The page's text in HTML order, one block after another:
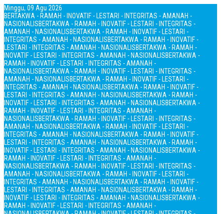
Minggu, 09 Agu 2026
BERTAKWA - RAMAH - INOVATIF - LESTARI - INTEGRITAS - AMANAH -
NASIONALISBERTAKWA - RAMAH - INOVATIF - LESTARI - INTEGRITAS -
AMANAH - NASIONALISBERTAKWA - RAMAH - INOVATIF - LESTARI -
INTEGRITAS - AMANAH - NASIONALISBERTAKWA - RAMAH - INOVATIF -
LESTARI - INTEGRITAS - AMANAH - NASIONALISBERTAKWA - RAMAH -
INOVATIF - LESTARI - INTEGRITAS - AMANAH - NASIONALISBERTAKWA -
RAMAH - INOVATIF - LESTARI - INTEGRITAS - AMANAH -
NASIONALISBERTAKWA - RAMAH - INOVATIF - LESTARI - INTEGRITAS -
AMANAH - NASIONALISBERTAKWA - RAMAH - INOVATIF - LESTARI -
INTEGRITAS - AMANAH - NASIONALISBERTAKWA - RAMAH - INOVATIF -
LESTARI - INTEGRITAS - AMANAH - NASIONALISBERTAKWA - RAMAH -
INOVATIF - LESTARI - INTEGRITAS - AMANAH - NASIONALISBERTAKWA -
RAMAH - INOVATIF - LESTARI - INTEGRITAS - AMANAH -
NASIONALISBERTAKWA - RAMAH - INOVATIF - LESTARI - INTEGRITAS -
AMANAH - NASIONALISBERTAKWA - RAMAH - INOVATIF - LESTARI -
INTEGRITAS - AMANAH - NASIONALISBERTAKWA - RAMAH - INOVATIF -
LESTARI - INTEGRITAS - AMANAH - NASIONALISBERTAKWA - RAMAH -
INOVATIF - LESTARI - INTEGRITAS - AMANAH - NASIONALISBERTAKWA -
RAMAH - INOVATIF - LESTARI - INTEGRITAS - AMANAH -
NASIONALISBERTAKWA - RAMAH - INOVATIF - LESTARI - INTEGRITAS -
AMANAH - NASIONALISBERTAKWA - RAMAH - INOVATIF - LESTARI -
INTEGRITAS - AMANAH - NASIONALISBERTAKWA - RAMAH - INOVATIF -
LESTARI - INTEGRITAS - AMANAH - NASIONALISBERTAKWA - RAMAH -
INOVATIF - LESTARI - INTEGRITAS - AMANAH - NASIONALISBERTAKWA -
RAMAH - INOVATIF - LESTARI - INTEGRITAS - AMANAH -